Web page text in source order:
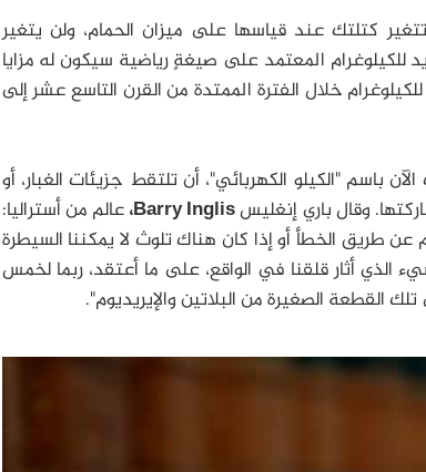
كتلتك عند قياسها على ميزان الحمام، ولن يتغير
للكيلوغرام المعتمد على صيغةٍ رياضية سيكون له مزايا
خلال الفترة الممتدة من القرن التاسع عشر إلى
باسم "الكيلو الكهربائي"، أن تلتقط جزيئات الغبار، أو
وقال باري إنغليسBarry Inglis، عالم من أستراليا:
طريق الخطأ أو إذا كان هناك تلوث لا يمكننا السيطرة
أثار قلقنا في الواقع، على ما أعتقد، ربما لخمس
الصغيرة من البلاتين والإيريديوم".